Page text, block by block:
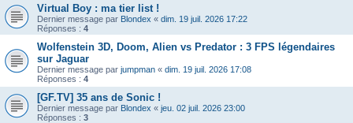
Virtual Boy : ma tier list !
Dernier message par Blondex « dim. 19 juil. 2026 17:22
Réponses : 4
Wolfenstein 3D, Doom, Alien vs Predator : 3 FPS légendaires
sur Jaguar
Dernier message par jumpman « dim. 19 juil. 2026 17:08
Réponses : 4
[GF.TV] 35 ans de Sonic !
Dernier message par Blondex « jeu. 02 juil. 2026 23:00
Réponses : 3